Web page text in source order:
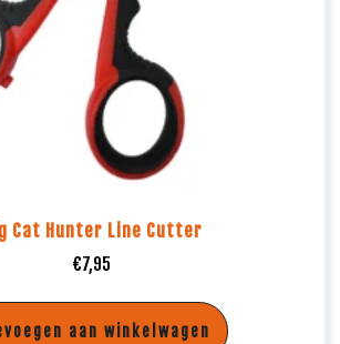
Cat Hunter Line Cutter
€7,95
aan winkelwagen